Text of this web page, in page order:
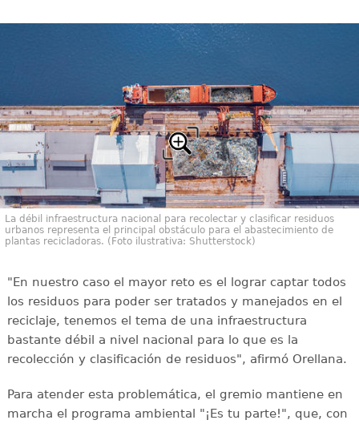
La débil infraestructura nacional para recolectar y clasificar residuos
urbanos representa el principal obstáculo para el abastecimiento de
plantas recicladoras. (Foto ilustrativa: Shutterstock)
"En nuestro caso el mayor reto es el lograr captar todos
los residuos para poder ser tratados y manejados en el
reciclaje, tenemos el tema de una infraestructura
bastante débil a nivel nacional para lo que es la
recolección y clasificación de residuos", afirmó Orellana.
Para atender esta problemática, el gremio mantiene en
marcha el programa ambiental "¡Es tu parte!", que, con